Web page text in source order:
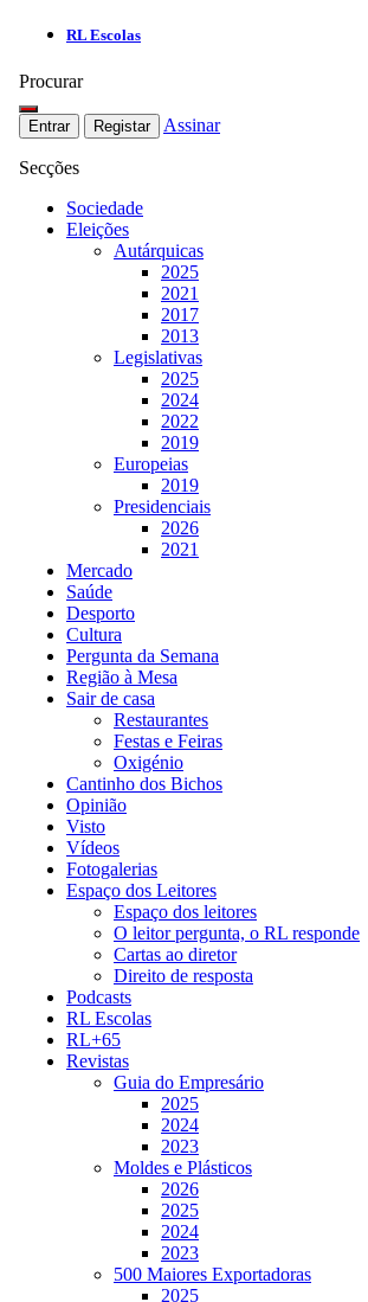
RL Escolas
Procurar
Entrar Registar Assinar
Secções
Sociedade
Eleições
Autárquicas
2025
2021
2017
2013
Legislativas
2025
2024
2022
2019
Europeias
2019
Presidenciais
2026
2021
Mercado
Saúde
Desporto
Cultura
Pergunta da Semana
Região à Mesa
Sair de casa
Restaurantes
Festas e Feiras
Oxigénio
Cantinho dos Bichos
Opinião
Visto
Vídeos
Fotogalerias
Espaço dos Leitores
Espaço dos leitores
O leitor pergunta, o RL responde
Cartas ao diretor
Direito de resposta
Podcasts
RL Escolas
RL+65
Revistas
Guia do Empresário
2025
2024
2023
Moldes e Plásticos
2026
2025
2024
2023
500 Maiores Exportadoras
2025